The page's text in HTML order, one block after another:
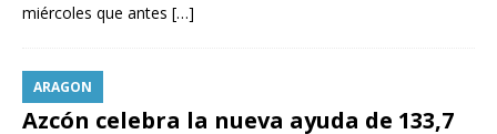
miércoles que antes […]
ARAGON
Azcón celebra la nueva ayuda de 133,7